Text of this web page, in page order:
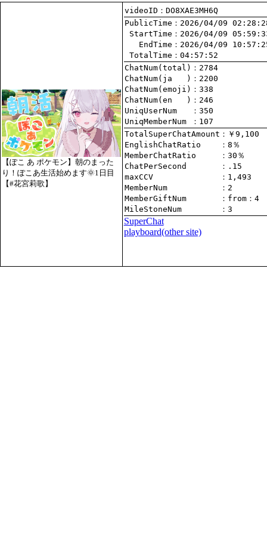
【ぽこ あ ポケモン】朝のまった
り！ぽこあ生活始めます🌞1日目
【#花宮莉歌】
videoID：DO8XAE3MH6Q
PublicTime
StartTime
   EndTime
TotalTime ：04:57:52
ChatNum(total)
ChatNum(ja   )
ChatNum(emoji)
ChatNum(en   )
UniqUserNum
：350
UniqMemberNum
：107
TotalSuperChatAmount
EnglishChatRatio
MemberChatRatio
ChatPerSecond
maxCCV
：1,493
MemberNum
：2
MemberGiftNum
： from ：4
MileStoneNum
：3
SuperChat
playboard(other site)